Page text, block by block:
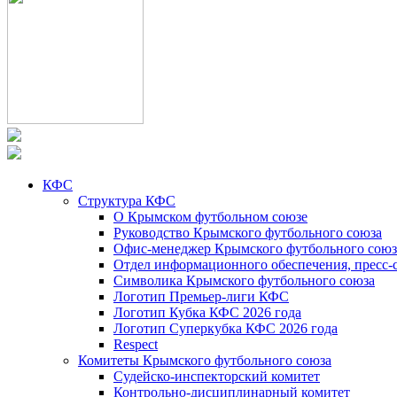
КФС
Структура КФС
О Крымском футбольном союзе
Руководство Крымского футбольного союза
Офис-менеджер Крымского футбольного
Отдел информационного обеспечения, пресс-
Символика Крымского футбольного союза
Логотип Премьер-лиги КФС
Логотип Кубка КФС 2026 года
Логотип Суперкубка КФС 2026 года
Respect
Комитеты Крымского футбольного союза
Судейско-инспекторский комитет
Контрольно-дисциплинарный комитет